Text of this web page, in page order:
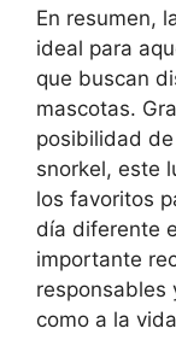
En resumen,
ideal para
que buscan
mascotas.
posibilidad
snorkel, este
los favoritos
día diferente
importante
responsables
como a la